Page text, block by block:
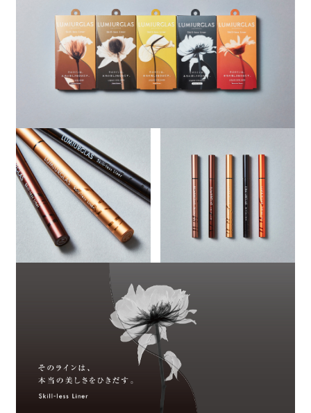
Service Branding
「Wesmo!」サービスブランディング
西日本旅客鉄道株式会社
Service Branding
美祢社会復帰促進センター販売戦略科
行政関連
「リストランテASO」リブランディング
株式会社ひらまつ
Service Branding
旧奈良監獄の保存及び活用に係るプロジェ
行政関連
奈良市奈良公園周辺地区まちづくり部分基
本計画（旧奈良監獄周辺エリア）策定等業
行政関連
「広瀬香美」クリエイティブプロジェクト